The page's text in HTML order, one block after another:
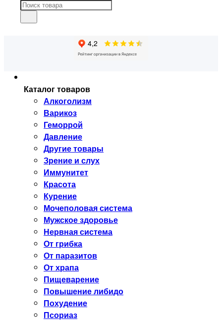
Каталог товаров
Алкоголизм
Варикоз
Геморрой
Давление
Другие товары
Зрение и слух
Иммунитет
Красота
Курение
Мочеполовая система
Мужское здоровье
Нервная система
От грибка
От паразитов
От храпа
Пищеварение
Повышение либидо
Похудение
Псориаз